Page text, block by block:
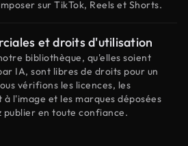
sur TikTok, Reels et Shorts.
et droits d'utilisation
bibliothèque, qu'elles soient
IA, sont libres de droits pour un
vérifions les licences, les
l'image et les marques déposées
publier en toute confiance.